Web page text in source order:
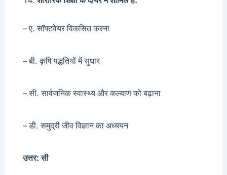
– ए. सॉफ्टवेयर विकसित करना
– बी. कृषि पद्धतियों में सुधार
– सी. सार्वजनिक स्वास्थ्य और कल्याण को बढ़ाना
– डी. समुद्री जीव विज्ञान का अध्ययन
उत्तर: सी